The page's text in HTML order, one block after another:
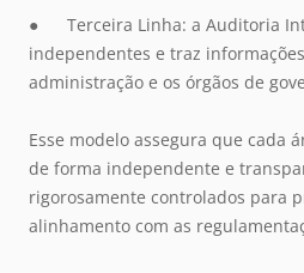
● Terceira Linha: a Auditoria
independentes e traz
administração e os órgãos de
Esse modelo assegura que cada
de forma independente e
rigorosamente controlados para
alinhamento com as